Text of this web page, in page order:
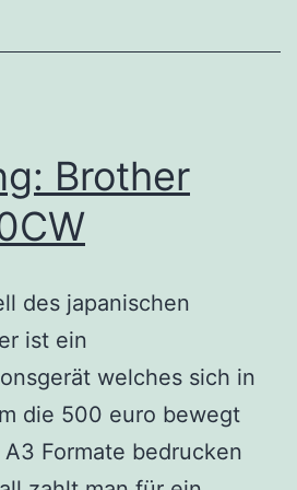
Brother
des japanischen
ist ein
welches sich in
die 500 euro bewegt
Formate bedrucken